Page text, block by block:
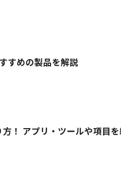
すめの製品を解説
！ アプリ・ツールや項目